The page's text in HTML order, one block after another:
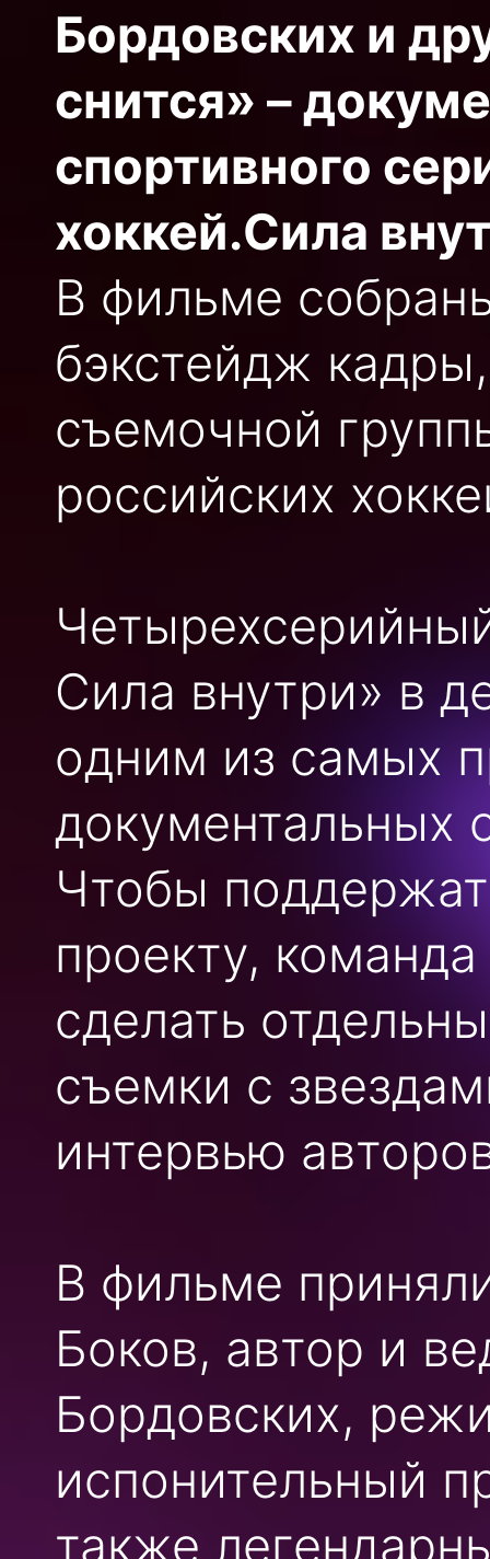
Бордовских и
снится» –
спортивного
хоккей.Сила
В фильме
бэкстейдж
съемочной
российских
Сила внутри» в
одним из самых
документальных
Чтобы
проекту,
сделать
съемки с
интервью
В фильме
Боков, автор и
Бордовских,
испонительный
также